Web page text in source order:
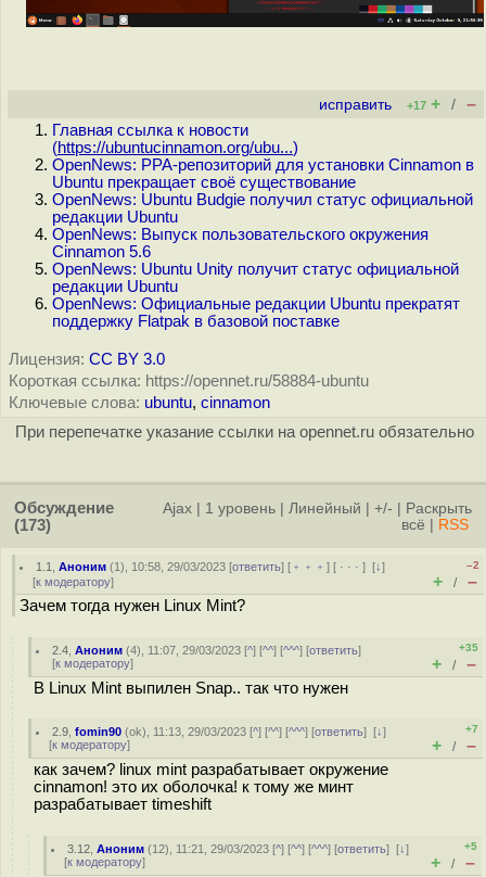
исправить +17 + / –
Главная ссылка к новости
(https://ubuntucinnamon.org/ubu...)
OpenNews: PPA-репозиторий для установки Cinnamon в
Ubuntu прекращает своё существование
OpenNews: Ubuntu Budgie получил статус официальной
редакции Ubuntu
OpenNews: Выпуск пользовательского окружения
Cinnamon 5.6
OpenNews: Ubuntu Unity получит статус официальной
редакции Ubuntu
OpenNews: Официальные редакции Ubuntu прекратят
поддержку Flatpak в базовой поставке
Лицензия: CC BY 3.0
Короткая ссылка: https://opennet.ru/58884-ubuntu
Ключевые слова: ubuntu, cinnamon
При перепечатке указание ссылки на opennet.ru обязательно
Обсуждение
(173)
Ajax 1 уровень Линейный +/-
Раскрыть
всё
RSS
1.1 ,Аноним (1), 10:58, 29/03/2023 [ответить] [ ﹢﹢﹢] [ · · ·][↓]
[к модератору]
–2
+ / –
Зачем тогда нужен Linux Mint?
2.4 ,Аноним (4), 11:07, 29/03/2023 [^] [^^] [^^^] [ответить]
[к модератору]
+35
+ / –
В Linux Mint выпилен Snap.. так что нужен
2.9 ,fomin90 (ok), 11:13, 29/03/2023 [^] [^^] [^^^] [ответить][↓]
[к модератору]
+7
+ / –
как зачем? linux mint разрабатывает окружение
cinnamon! это их оболочка! к тому же минт
разрабатывает timeshift
3.12 ,Аноним (12), 11:21, 29/03/2023 [^] [^^] [^^^] [ответить][↓]
[к модератору]
+5
+ / –